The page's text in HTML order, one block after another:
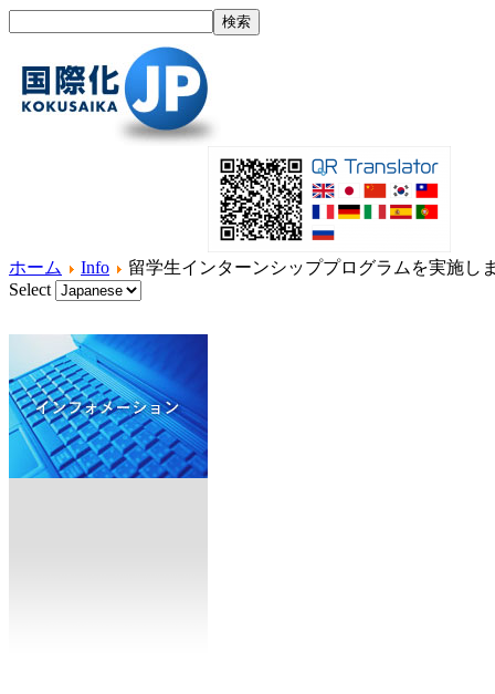
ホーム Info
留学生インターンシッププログラムを実施し
Select